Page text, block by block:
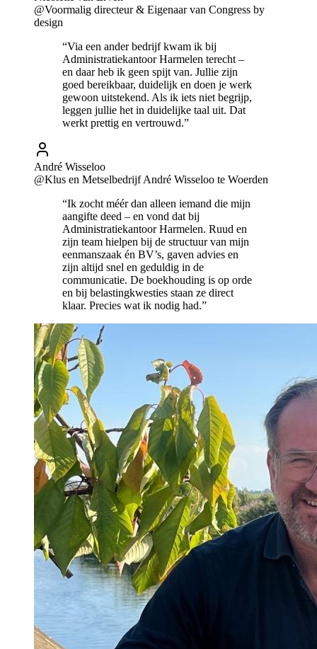
@Voormalig directeur & Eigenaar van Congress by
design
“Via een ander bedrijf kwam ik bij
Administratiekantoor Harmelen terecht –
en daar heb ik geen spijt van. Jullie zijn
goed bereikbaar, duidelijk en doen je werk
gewoon uitstekend. Als ik iets niet begrijp,
leggen jullie het in duidelijke taal uit. Dat
werkt prettig en vertrouwd.”
André Wisseloo
@Klus en Metselbedrijf André Wisseloo te Woerden
“Ik zocht méér dan alleen iemand die mijn
aangifte deed – en vond dat bij
Administratiekantoor Harmelen. Ruud en
zijn team hielpen bij de structuur van mijn
eenmanszaak én BV’s, gaven advies en
zijn altijd snel en geduldig in de
communicatie. De boekhouding is op orde
en bij belastingkwesties staan ze direct
klaar. Precies wat ik nodig had.”